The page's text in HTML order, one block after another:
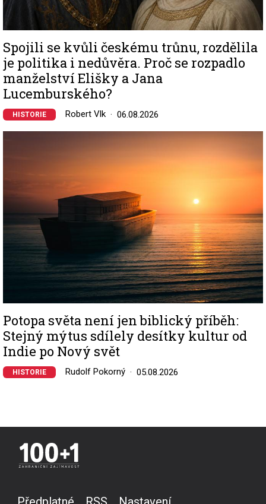
Spojili se kvůli českému trůnu, rozdělila
je politika i nedůvěra. Proč se rozpadlo
manželství Elišky a Jana
Lucemburského?
HISTORIE Robert Vlk 06.08.2026
Potopa světa není jen biblický příběh:
Stejný mýtus sdílely desítky kultur od
Indie po Nový svět
HISTORIE Rudolf Pokorný 05.08.2026